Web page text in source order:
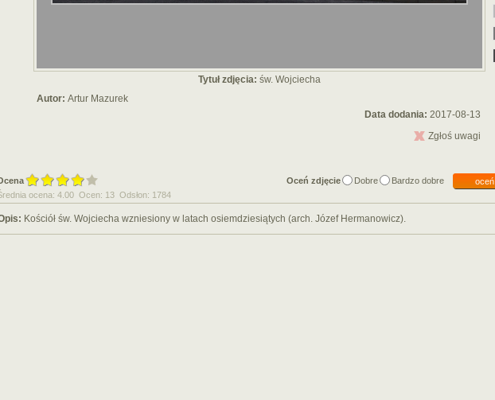
Tytuł zdjęcia: św. Wojciecha
Autor: Artur Mazurek
Data dodania: 2017-08-13
Zgłoś uwagi
Oceń zdjęcie Dobre Bardzo dobre
oceń
ocena: 4.00 Ocen: 13 Odsłon: 1784
Kościół św. Wojciecha wzniesiony w latach osiemdziesiątych (arch. Józef Hermanowicz).